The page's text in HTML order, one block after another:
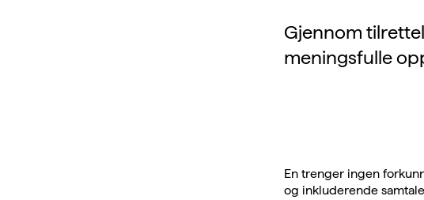
Gjennom
meningsfulle
En trenger ingen
og inkluderende